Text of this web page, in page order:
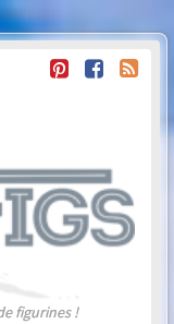
figurines !